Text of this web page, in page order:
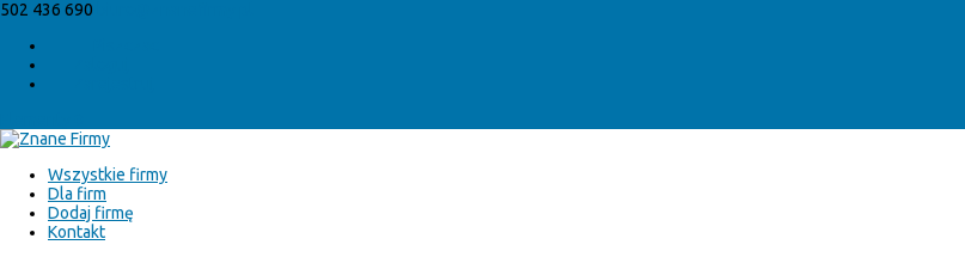
502 436 690
Wszystkie firmy
Dla firm
Dodaj firmę
Kontakt